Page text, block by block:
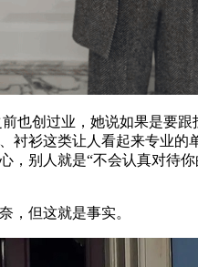
也创过业，她说如果是要跟
衬衫这类让人看起来专业的
，别人就是“不会认真对待你
但这就是事实。